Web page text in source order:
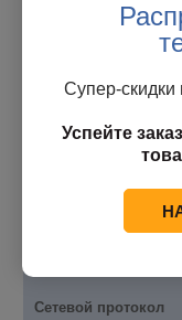
Аналоговый
Сетевой интерфейс
Интерфейс
сигнализации
Сетевой протокол
Супер-
Успейте